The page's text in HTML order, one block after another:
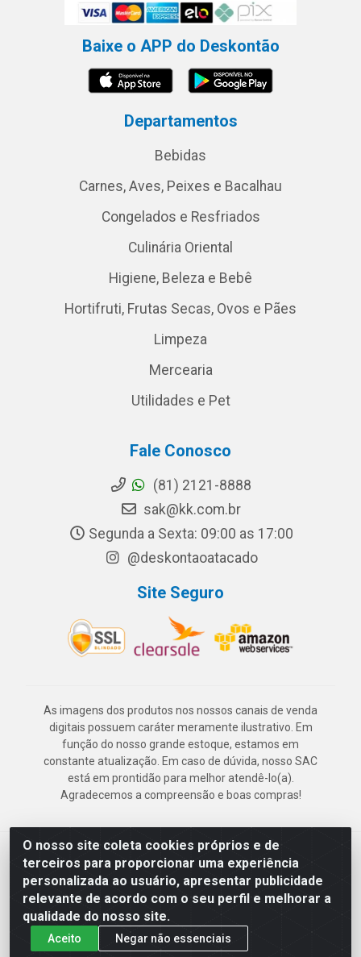
O nosso site coleta cookies próprios e de
terceiros para proporcionar uma experiência
personalizada ao usuário, apresentar publicidade
relevante de acordo com o seu perfil e melhorar a
qualidade do nosso site.
Aceito Negar não essenciais
Baixe o APP do Deskontão
Departamentos
Bebidas
Carnes, Aves, Peixes e Bacalhau
Congelados e Resfriados
Culinária Oriental
Higiene, Beleza e Bebê
Hortifruti, Frutas Secas, Ovos e Pães
Limpeza
Mercearia
Utilidades e Pet
Fale Conosco
(81) 2121-8888
sak@kk.com.br
Segunda a Sexta: 09:00 as 17:00
@deskontaoatacado
Site Seguro
As imagens dos produtos nos nossos canais de venda
digitais possuem caráter meramente ilustrativo. Em
função do nosso grande estoque, estamos em
constante atualização. Em caso de dúvida, nosso SAC
está em prontidão para melhor atendê-lo(a).
Agradecemos a compreensão e boas compras!
Deskontão Atacado - Av. Marechal Mascarenhas de Morais, 2471 -
Imbiribeira - Recife/PE - CEP 51.150-001 - CNPJ 24.150.377/0003-
57